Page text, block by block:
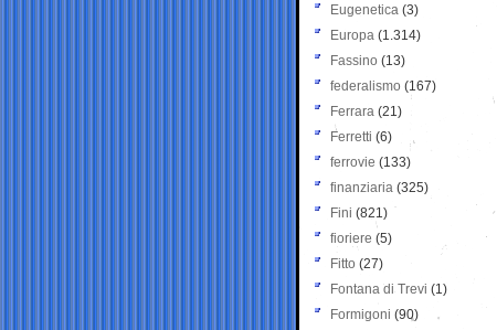
Eugenetica (3)
Europa (1.314)
Fassino (13)
federalismo (167)
Ferrara (21)
Ferretti (6)
ferrovie (133)
finanziaria (325)
Fini (821)
fioriere (5)
Fitto (27)
Fontana di Trevi (1)
Formigoni (90)